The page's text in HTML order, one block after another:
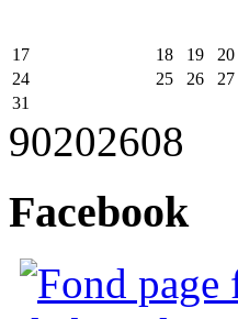
17 18 19 20
24
25 26 27
31
90202608
Facebook